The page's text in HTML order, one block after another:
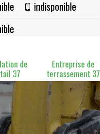
indisponible
de
37
Entreprise de
terrassement 37